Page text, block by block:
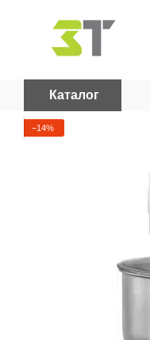
Каталог
−14%